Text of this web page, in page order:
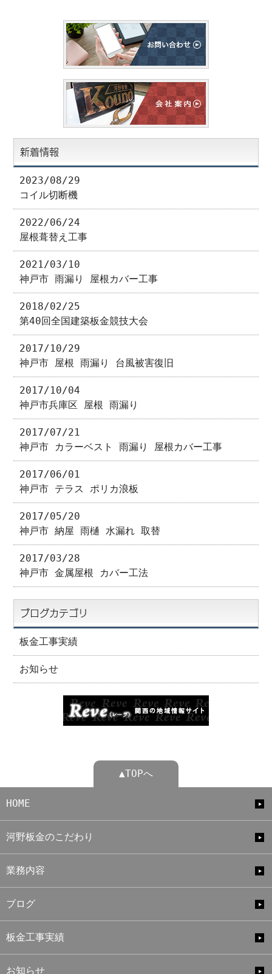
新着情報
2023/08/29
コイル切断機
2022/06/24
屋根葺替え工事
2021/03/10
神戸市 雨漏り 屋根カバー工事
2018/02/25
第40回全国建築板金競技大会
2017/10/29
神戸市 屋根 雨漏り 台風被害復旧
2017/10/04
神戸市兵庫区 屋根 雨漏り
2017/07/21
神戸市 カラーベスト 雨漏り 屋根カバー工事
2017/06/01
神戸市 テラス ポリカ浪板
2017/05/20
神戸市 納屋 雨樋 水漏れ 取替
2017/03/28
神戸市 金属屋根 カバー工法
ブログカテゴリ
板金工事実績
お知らせ
▲TOPへ
HOME
河野板金のこだわり
業務内容
ブログ
板金工事実績
お知らせ